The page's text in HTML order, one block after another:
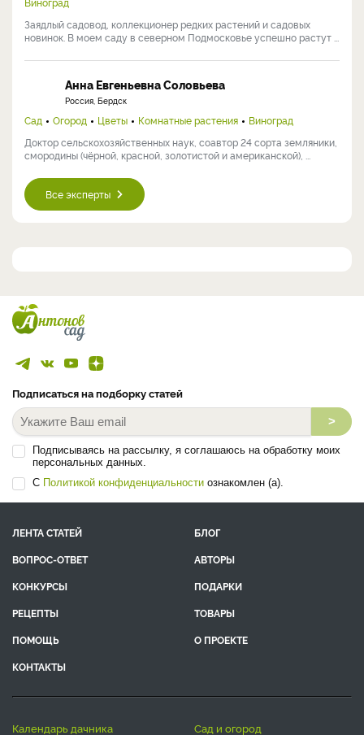
Заядлый садовод, коллекционер редких растений и садовых
новинок. В моем саду в северном Подмосковье успешно растут ...
Анна Евгеньевна Соловьева
Россия, Бердск
Сад Огород Цветы Комнатные растения
Виноград
Доктор сельскохозяйственных наук, соавтор 24 сорта земляники,
смородины (чёрной, красной, золотистой и американской), ...
Все эксперты
Подписаться на подборку статей
>
Подписываясь на рассылку, я соглашаюсь на обработку моих
персональных данных.
С Политикой конфиденциальности ознакомлен (а).
ЛЕНТА СТАТЕЙ
БЛОГ
ВОПРОС-ОТВЕТ
АВТОРЫ
КОНКУРСЫ
ПОДАРКИ
РЕЦЕПТЫ
ТОВАРЫ
ПОМОЩЬ
О ПРОЕКТЕ
КОНТАКТЫ
календарь дачника сад и огород